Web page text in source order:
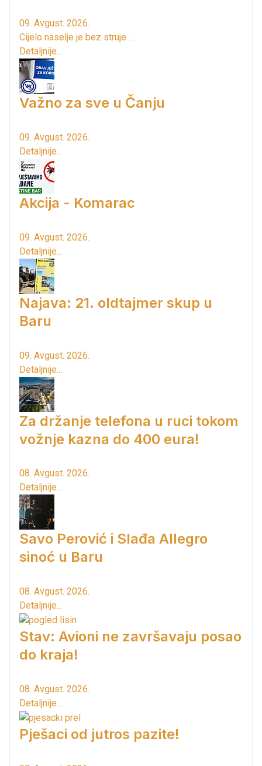
09. Avgust. 2026.
Cijelo naselje je bez struje ...
Detaljnije...
Važno za sve u Čanju
09. Avgust. 2026.
Detaljnije...
Akcija - Komarac
09. Avgust. 2026.
Detaljnije...
Najava: 21. oldtajmer skup u
Baru
09. Avgust. 2026.
Detaljnije...
Za držanje telefona u ruci tokom
vožnje kazna do 400 eura!
08. Avgust. 2026.
Detaljnije...
Savo Perović i Slađa Allegro
sinoć u Baru
08. Avgust. 2026.
Detaljnije...
Stav: Avioni ne završavaju posao
do kraja!
08. Avgust. 2026.
Detaljnije...
Pješaci od jutros pazite!